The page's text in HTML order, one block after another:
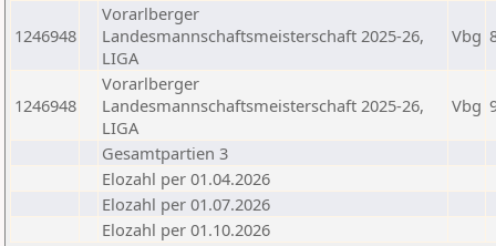
1246948
Vorarlberger
Landesmannschaftsmeisterschaft 2025-26,
LIGA
Vbg
1246948
Vorarlberger
Landesmannschaftsmeisterschaft 2025-26,
LIGA
Vbg
Gesamtpartien 3
Elozahl per 01.04.2026
Elozahl per 01.07.2026
Elozahl per 01.10.2026